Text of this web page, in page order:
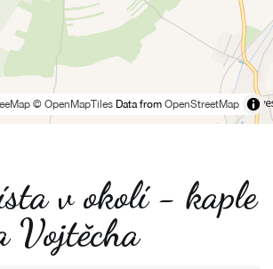
© OpenMapTiles Data from OpenStreetMap
v okolí - kaple
Vojtěcha